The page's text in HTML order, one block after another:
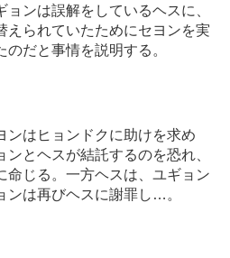
ンは誤解をしているヘスに、
えられていたためにセヨンを実
だと事情を説明する。
ンはヒョンドクに助けを求め
とヘスが結託するのを恐れ、
命じる。一方ヘスは、ユギョン
ンは再びヘスに謝罪し…。